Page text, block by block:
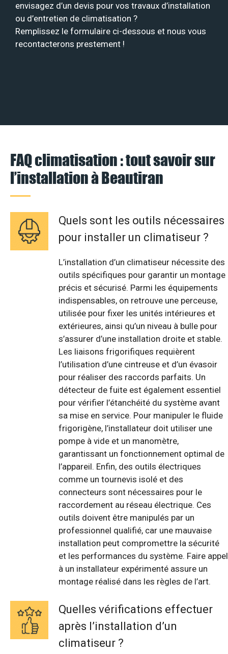
envisagez d’un devis pour vos travaux d’installation
ou d’entretien de climatisation ?
Remplissez le formulaire ci-dessous et nous vous
recontacterons prestement !
FAQ climatisation : tout savoir sur
l’installation à Beautiran
Quels sont les outils nécessaires
pour installer un climatiseur ?
L’installation d’un climatiseur nécessite des
outils spécifiques pour garantir un montage
précis et sécurisé. Parmi les équipements
indispensables, on retrouve une perceuse,
utilisée pour fixer les unités intérieures et
extérieures, ainsi qu’un niveau à bulle pour
s’assurer d’une installation droite et stable.
Les liaisons frigorifiques requièrent
l’utilisation d’une cintreuse et d’un évasoir
pour réaliser des raccords parfaits. Un
détecteur de fuite est également essentiel
pour vérifier l’étanchéité du système avant
sa mise en service. Pour manipuler le fluide
frigorigène, l’installateur doit utiliser une
pompe à vide et un manomètre,
garantissant un fonctionnement optimal de
l’appareil. Enfin, des outils électriques
comme un tournevis isolé et des
connecteurs sont nécessaires pour le
raccordement au réseau électrique. Ces
outils doivent être manipulés par un
professionnel qualifié, car une mauvaise
installation peut compromettre la sécurité
et les performances du système. Faire appel
à un installateur expérimenté assure un
montage réalisé dans les règles de l’art.
Quelles vérifications effectuer
après l’installation d’un
climatiseur ?